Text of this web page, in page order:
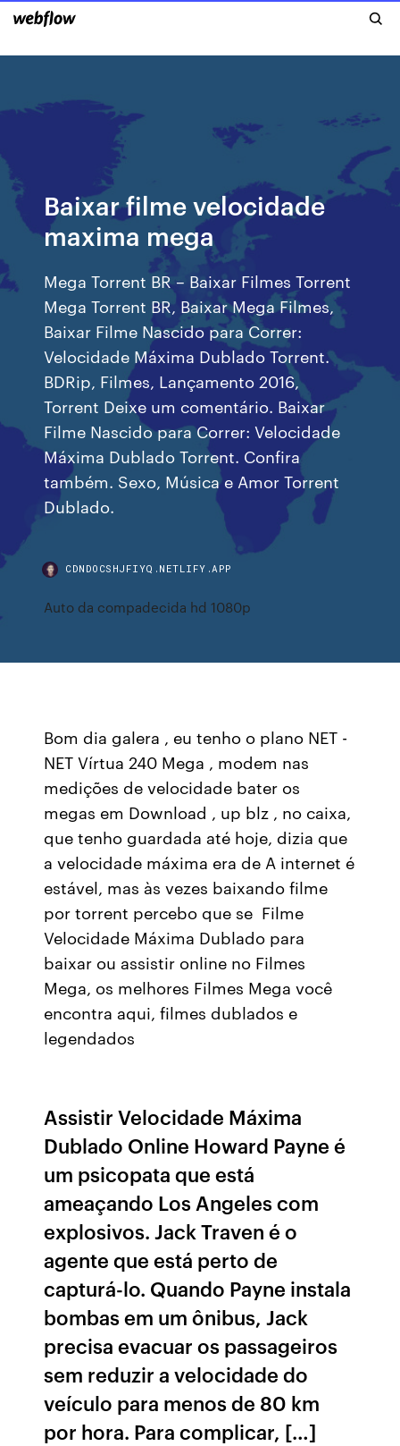
Baixar filme velocidade
maxima mega
Mega Torrent BR – Baixar Filmes Torrent
Mega Torrent BR, Baixar Mega Filmes,
Baixar Filme Nascido para Correr:
Velocidade Máxima Dublado Torrent.
BDRip, Filmes, Lançamento 2016,
Torrent Deixe um comentário. Baixar
Filme Nascido para Correr: Velocidade
Máxima Dublado Torrent. Confira
também. Sexo, Música e Amor Torrent
Dublado.
CDNDOCSHJFIYQ.NETLIFY.APP
Auto da compadecida hd 1080p
Bom dia galera , eu tenho o plano NET -
NET Vírtua 240 Mega , modem nas
medições de velocidade bater os
megas em Download , up blz , no caixa,
que tenho guardada até hoje, dizia que
a velocidade máxima era de A internet é
estável, mas às vezes baixando filme
por torrent percebo que se Filme
Velocidade Máxima Dublado para
baixar ou assistir online no Filmes
Mega, os melhores Filmes Mega você
encontra aqui, filmes dublados e
legendados
Assistir Velocidade Máxima
Dublado Online Howard Payne é
um psicopata que está
ameaçando Los Angeles com
explosivos. Jack Traven é o
agente que está perto de
capturá-lo. Quando Payne instala
bombas em um ônibus, Jack
precisa evacuar os passageiros
sem reduzir a velocidade do
veículo para menos de 80 km
por hora. Para complicar, […]